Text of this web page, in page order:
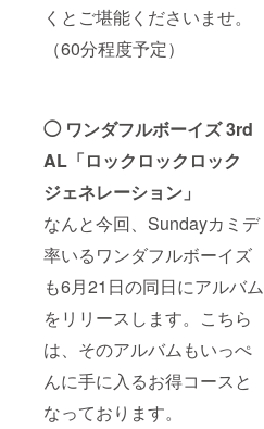
くとご堪能くださいませ。
（60分程度予定）
◯ ワンダフルボーイズ 3rd
AL「ロックロックロック
ジェネレーション」
なんと今回、Sundayカミデ
率いるワンダフルボーイズ
も6月21日の同日にアルバム
をリリースします。こちら
は、そのアルバムもいっぺ
んに手に入るお得コースと
なっております。